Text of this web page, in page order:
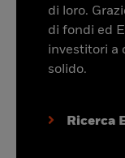
di loro.
di fondi ed
investitori a
solido.
Ricerca